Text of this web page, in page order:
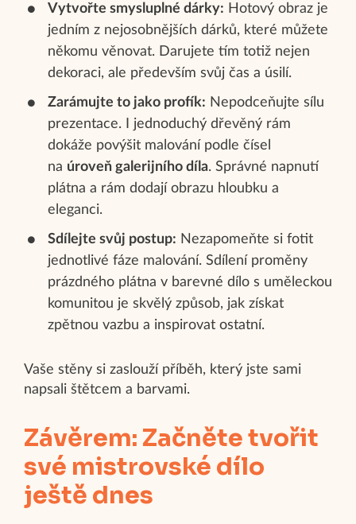
Vytvořte smysluplné dárky: Hotový obraz je
jedním z nejosobnějších dárků, které můžete
někomu věnovat. Darujete tím totiž nejen
dekoraci, ale především svůj čas a úsilí.
Zarámujte to jako profík: Nepodceňujte sílu
prezentace. I jednoduchý dřevěný rám
dokáže povýšit malování podle čísel
na úroveň galerijního díla. Správné napnutí
plátna a rám dodají obrazu hloubku a
eleganci.
Sdílejte svůj postup: Nezapomeňte si fotit
jednotlivé fáze malování. Sdílení proměny
prázdného plátna v barevné dílo s uměleckou
komunitou je skvělý způsob, jak získat
zpětnou vazbu a inspirovat ostatní.
Vaše stěny si zaslouží příběh, který jste sami
napsali štětcem a barvami.
Závěrem: Začněte tvořit
své mistrovské dílo
ještě dnes